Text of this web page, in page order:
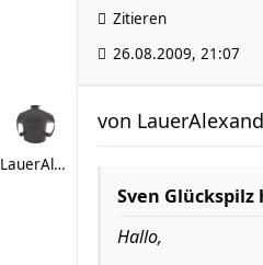
Zitieren
26.08.2009, 21:07
LauerAlexander
von
Sven
Hallo,